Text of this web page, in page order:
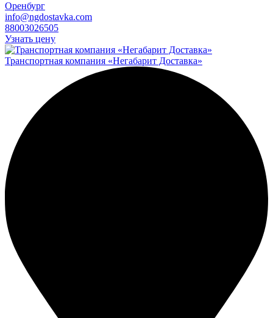
Оренбург
info@ngdostavka.com
88003026505
Узнать цену
Транспортная компания «Негабарит Доставка»